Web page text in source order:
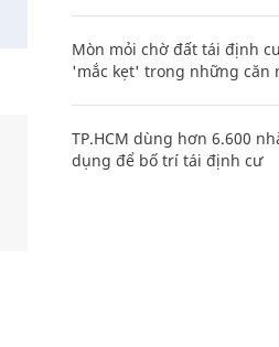
Mòn mỏi chờ đất tái định
'mắc kẹt' trong những căn
TP.HCM dùng hơn 6.600
dụng để bố trí tái định cư